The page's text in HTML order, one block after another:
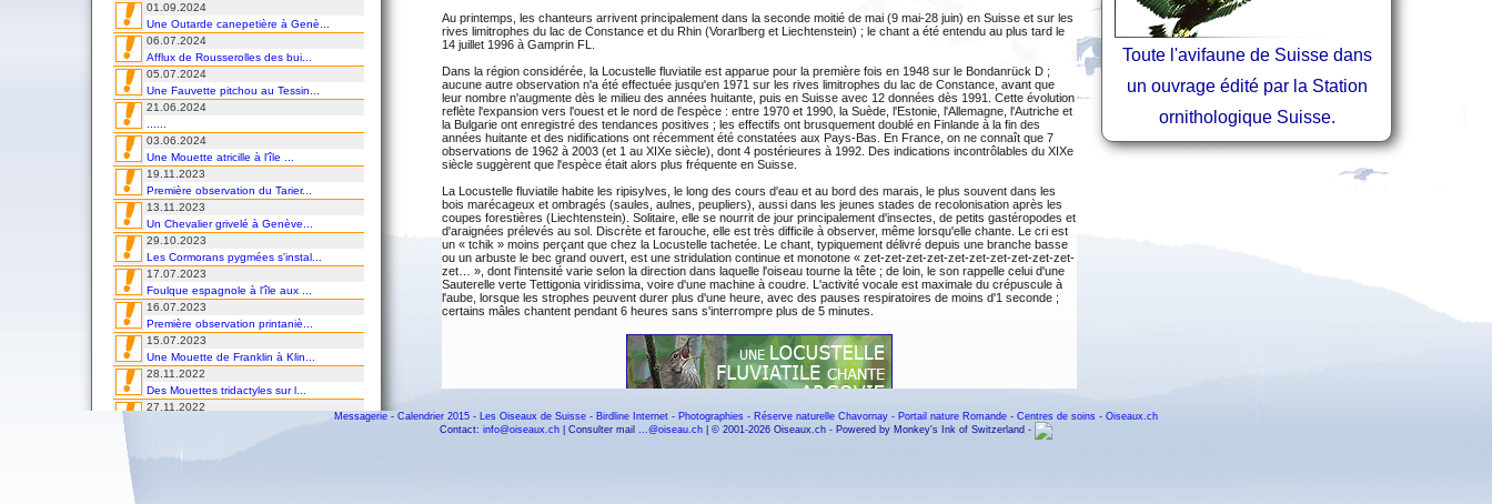
01.09.2024
Une Outarde canepetière à Genè...
06.07.2024
Afflux de Rousserolles des bui...
05.07.2024
Une Fauvette pitchou au Tessin...
21.06.2024
03.06.2024
Une Mouette atricille à l'île ...
19.11.2023
Première observation du Tarier...
13.11.2023
Un Chevalier grivelé à Genève...
29.10.2023
Les Cormorans pygmées s'instal...
17.07.2023
Foulque espagnole à l'île aux ...
16.07.2023
Première observation printaniè...
15.07.2023
Une Mouette de Franklin à Klin...
28.11.2022
Des Mouettes tridactyles sur l...
27.11.2022
Toute l'avifaune de Suisse dans
un ouvrage édité par la Station
ornithologique Suisse.
Au printemps, les chanteurs arrivent principalement dans la seconde moitié de mai (9 mai-28 juin) en Suisse et sur les
rives limitrophes du lac de Constance et du Rhin (Vorarlberg et Liechtenstein) ; le chant a été entendu au plus tard le
14 juillet 1996 à Gamprin FL.
Dans la région considérée, la Locustelle fluviatile est apparue pour la première fois en 1948 sur le Bondanrück D ;
aucune autre observation n'a été effectuée jusqu'en 1971 sur les rives limitrophes du lac de Constance, avant que
leur nombre n'augmente dès le milieu des années huitante, puis en Suisse avec 12 données dès 1991. Cette évolution
reflète l'expansion vers l'ouest et le nord de l'espèce : entre 1970 et 1990, la Suède, l'Estonie, l'Allemagne, l'Autriche et
la Bulgarie ont enregistré des tendances positives ; les effectifs ont brusquement doublé en Finlande à la fin des
années huitante et des nidifications ont récemment été constatées aux Pays-Bas. En France, on ne connaît que 7
observations de 1962 à 2003 (et 1 au XIXe siècle), dont 4 postérieures à 1992. Des indications incontrôlables du XIXe
siècle suggèrent que l'espèce était alors plus fréquente en Suisse.
La Locustelle fluviatile habite les ripisylves, le long des cours d'eau et au bord des marais, le plus souvent dans les
bois marécageux et ombragés (saules, aulnes, peupliers), aussi dans les jeunes stades de recolonisation après les
coupes forestières (Liechtenstein). Solitaire, elle se nourrit de jour principalement d'insectes, de petits gastéropodes et
d'araignées prélevés au sol. Discrète et farouche, elle est très difficile à observer, même lorsqu'elle chante. Le cri est
un « tchik » moins perçant que chez la Locustelle tachetée. Le chant, typiquement délivré depuis une branche basse
ou un arbuste le bec grand ouvert, est une stridulation continue et monotone « zet-zet-zet-zet-zet-zet-zet-zet-zet-zet-
zet… », dont l'intensité varie selon la direction dans laquelle l'oiseau tourne la tête ; de loin, le son rappelle celui d'une
Sauterelle verte Tettigonia viridissima, voire d'une machine à coudre. L'activité vocale est maximale du crépuscule à
l'aube, lorsque les strophes peuvent durer plus d'une heure, avec des pauses respiratoires de moins d'1 seconde ;
certains mâles chantent pendant 6 heures sans s'interrompre plus de 5 minutes.
A propos de Lionel Maumary
Messagerie - Calendrier 2015 - Les Oiseaux de Suisse - Birdline Internet - Photographies - Réserve naturelle Chavornay - Portail nature Romande - Centres de soins - Oiseaux.ch
Contact: info@oiseaux.ch | Consulter mail ...@oiseau.ch | © 2001-2026 Oiseaux.ch - Powered by Monkey's Ink of Switzerland -